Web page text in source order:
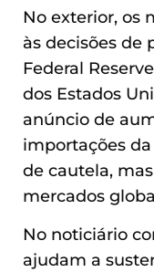
No exterior, os
às decisões de
Federal
dos Estados
anúncio de
importações
de cautela,
mercados
No noticiário
ajudam a